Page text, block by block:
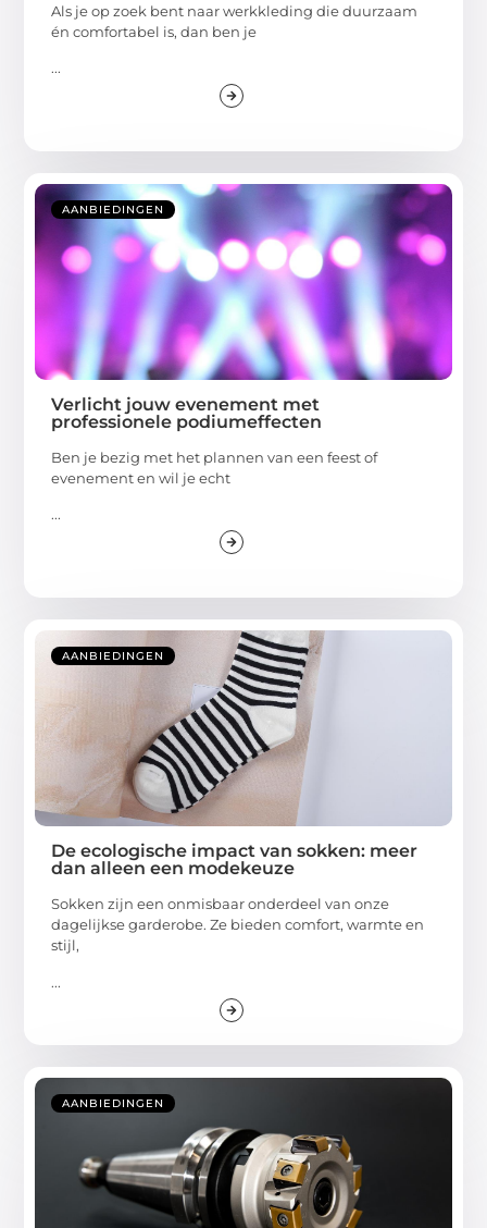
Als je op zoek bent naar werkkleding die duurzaam
én comfortabel is, dan ben je
...
AANBIEDINGEN
Verlicht jouw evenement met
professionele podiumeffecten
Ben je bezig met het plannen van een feest of
evenement en wil je echt
...
AANBIEDINGEN
De ecologische impact van sokken: meer
dan alleen een modekeuze
Sokken zijn een onmisbaar onderdeel van onze
dagelijkse garderobe. Ze bieden comfort, warmte en
stijl,
...
AANBIEDINGEN